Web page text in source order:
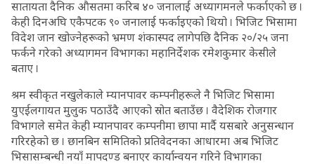
सातायता दैनिक औसतमा करिब ४० जनालाई अध्यागमनले फर्काएको छ ।
केही दिनअघि एकैपटक ९० जनालाई फर्काइएको थियो । भिजिट भिसामा
विदेश जान खोज्नेहरूको भ्रमण शंकास्पद लागेपछि दैनिक २०/२५ जना
फर्कने गरेको अध्यागमन विभागका महानिर्देशक रमेशकुमार केसीले
बताए ।
श्रम स्वीकृत नखुलेकाले म्यानपावर कम्पनीहरूले नै भिजिट भिसामा
युएईलगायत मुलुक पठाउँदै आएको स्रोत बताउँछ । वैदेशिक रोजगार
विभागले समेत केही म्यानपावर कम्पनीमा छापा मार्दै यसबारे अनुसन्धान
गरिरहेको छ । छानबिन समितिको प्रतिवेदनका आधारमा अब भिजिट
भिसासम्बन्धी नयाँ मापदण्ड बनाएर कार्यान्वयन गरिने विभागका